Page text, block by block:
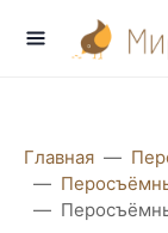
Главная